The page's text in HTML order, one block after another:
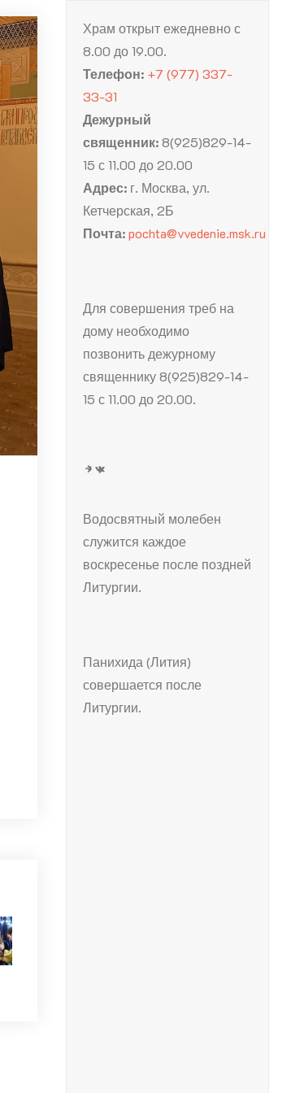
Храм открыт ежедневно с
8.00 до 19.00.
Телефон: +7 (977) 337-
33-31
Дежурный
священник:8(925)829-14-
15 с 11.00 до 20.00
Адрес: г. Москва, ул.
Кетчерская, 2Б
Почта:pochta@vvedenie.msk.ru
Для совершения треб на
дому необходимо
позвонить дежурному
священнику 8(925)829-14-
15 с 11.00 до 20.00.
Telegram
Водосвятный молебен
служится каждое
воскресенье после поздней
Литургии.
Панихида (Лития)
совершается после
Литургии.